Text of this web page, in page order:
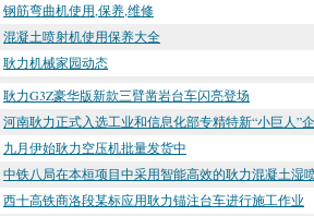
钢筋弯曲机使用,保养,维修
混凝土喷射机使用保养大全
耿力机械家园动态
耿力G3Z豪华版新款三臂凿岩台车闪亮登场
河南耿力正式入选工业和信息化部专精特新“小巨人”
九月伊始耿力空压机批量发货中
中铁八局在本桓项目中采用智能高效的耿力混凝土湿
西十高铁商洛段某标应用耿力锚注台车进行施工作业